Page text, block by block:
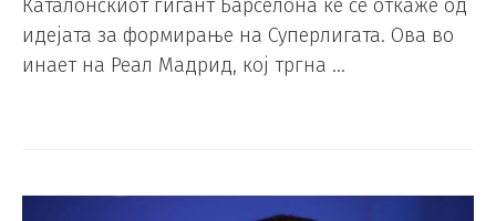
Каталонскиот гигант Барселона ќе се откаже од
идејата за формирање на Суперлигата. Ова во
инает на Реал Мадрид, кој тргна …